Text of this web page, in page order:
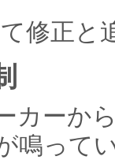
修正と
カーか
鳴って